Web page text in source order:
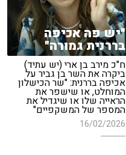
"יש פה אכיפה
בררנית גמורה"
ח"כ מירב בן ארי (יש עתיד)
ביקרה את השר בן גביר על
אכיפה בררנית: "שר הכישלון
המוחלט, או שישפר את
הראייה שלו או שיגדיל את
המספר של המשקפיים"
16/02/2026